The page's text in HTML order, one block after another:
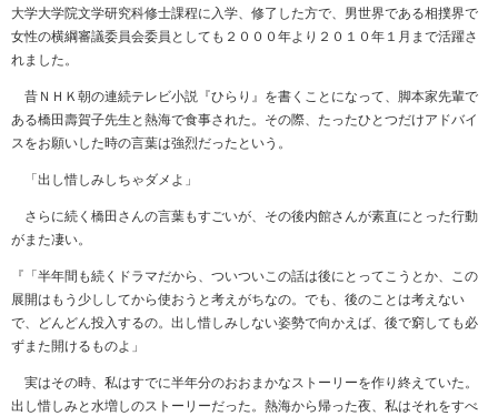
大学大学院文学研究科修士課程に入学、修了した方で、男世界である相撲界で
女性の横綱審議委員会委員としても２０００年より２０１０年１月まで活躍さ
れました。
昔ＮＨＫ朝の連続テレビ小説『ひらり』を書くことになって、脚本家先輩で
ある橋田壽賀子先生と熱海で食事された。その際、たったひとつだけアドバイ
スをお願いした時の言葉は強烈だったという。
「出し惜しみしちゃダメよ」
さらに続く橋田さんの言葉もすごいが、その後内館さんが素直にとった行動
がまた凄い。
『「半年間も続くドラマだから、ついついこの話は後にとってこうとか、この
展開はもう少ししてから使おうと考えがちなの。でも、後のことは考えない
で、どんどん投入するの。出し惜しみしない姿勢で向かえば、後で窮しても必
ずまた開けるものよ」
実はその時、私はすでに半年分のおおまかなストーリーを作り終えていた。
出し惜しみと水増しのストーリーだった。熱海から帰った夜、私はそれをすべ